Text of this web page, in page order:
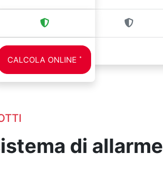
CALCOLA ONLINE*
di allarme